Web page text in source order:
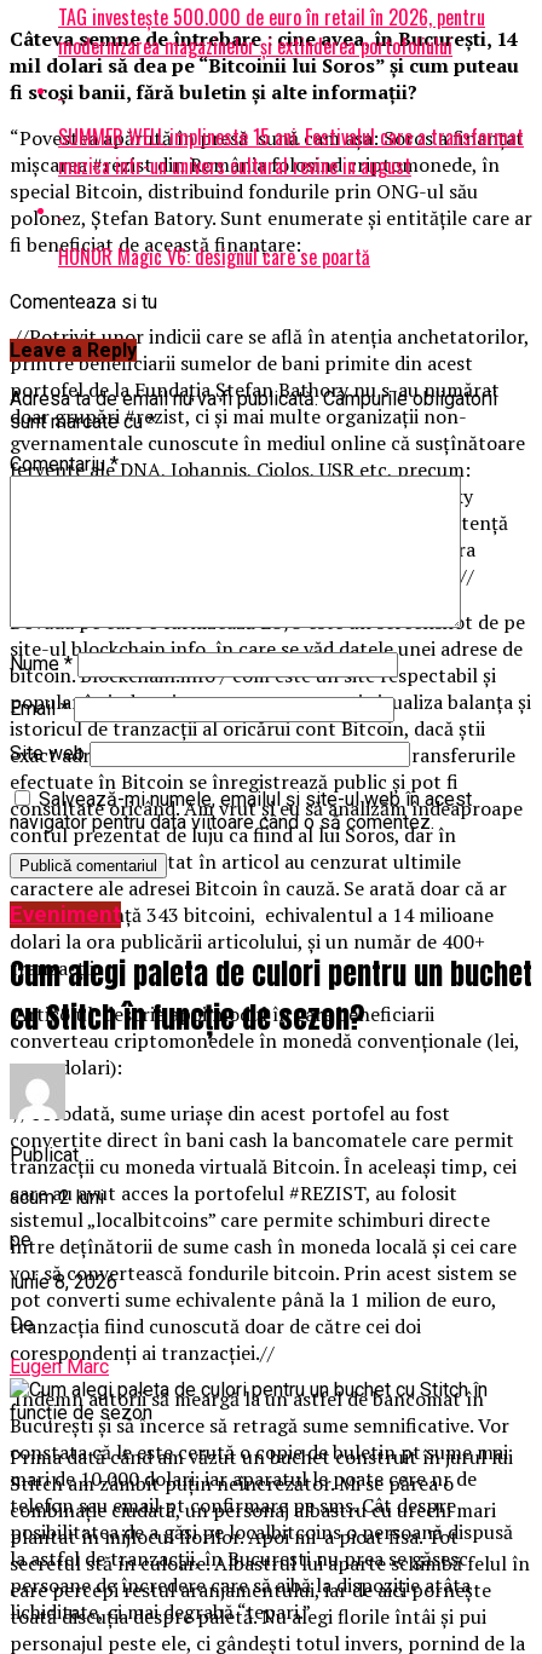
Câteva semne de întrebare: cine avea,în Bucureşti, 14
mil dolari să dea pe“Bitcoinii lui Soros”şi cum puteau
fi scoşi banii, fără buletin şi alte informaţii?
“Povestea apărută în presă sună cam aşa: Soros a finanţat
mişcarea #rezist din România folosind criptomonede, în
special Bitcoin, distribuind fondurile prin ONG-ul său
polonez, Ștefan Batory. Sunt enumerate şi entităţile care ar
fi beneficiat de această finanţare:
//Potrivit unor indicii care se află în atenţia anchetatorilor,
printre beneficiarii sumelor de bani primite din acest
portofel de la Fundaţia Ștefan Bathory nu s-au numărat
doar grupări #rezist, ci şi mai multe organizaţii non-
gvernamentale cunoscute în mediul online că susţînătoare
fervente ale DNA, Iohannis, Cioloş, USR etc, precum:
Declic, VaVedem, Corupţia Ucide, Oradea Civic, Funky
Citizens, Just, Casă Jurnalistului, Vice.com sau Rezistenţă
TV (care găzduia interviurile cu fosta şefa DNA Laura
Codruţa Kovesi, Monica Macovei, Raluca Prună etc).//
Dovada pe care o furnizează LUJU este un screenshot de pe
site-ul blockchain.info, în care se văd datele unei adrese de
bitcoin. Blockchain.info / com este un site respectabil şi
popular în industria crypto, cu care poţi vizualiza balanţa şi
istoricul de tranzacţii al oricărui cont Bitcoin, dacă ştii
exact adresa publică a acelui cont. Pentru că transferurile
efectuate în Bitcoin se înregistrează public şi pot fi
consultate oricând. Am vrut şi eu să analizăm îndeaproape
contul prezentat de luju ca fiind al lui Soros, dar în
screenshot-ul postat în articol au cenzurat ultimile
caractere ale adresei Bitcoin în cauză. Se arată doar că ar
avea în balanţă 343 bitcoini, echivalentul a 14 milioane
dolari la ora publicării articolului, şi un număr de 400+
tranzacţii.
Articolul descrie apoi modul în care beneficiarii
converteau criptomonedele în monedă convenţionale (lei,
euro, dolari):
//Totodată, sume uriaşe din acest portofel au fost
convertite direct în bani cash la bancomatele care permit
tranzacţii cu moneda virtuală Bitcoin. În aceleaşi timp, cei
care au avut acces la portofelul #REZIST, au folosit
sistemul „localbitcoins” care permite schimburi directe
între deţînătorii de sume cash în moneda locală şi cei care
vor să convertească fondurile bitcoin. Prin acest sistem se
pot converti sume echivalente până la 1 milion de euro,
tranzacţia fiind cunoscută doar de către cei doi
corespondenţi ai tranzacţiei.//
Îndemn autorii să meargă la un astfel de bancomat în
Bucureşti şi să încerce să retragă sume semnificative. Vor
constata că le este cerută o copie de buletin pt sume mai
mari de 10.000 dolari, iar aparatul le poate cere nr de
telefon sau email pt confirmare pe sms. Cât despre
posibilitatea de a găşi pe localbitcoins o persoană dispusă
la astfel de tranzacţii, în Bucureşti nu prea se găsesc
persoane de încredere care să aibă la dispoziţie atâta
lichiditate, ci mai degrabă “ţepari.”
TAG investește 500.000 de euro în retail în 2026, pentru
modernizarea magazinelor și extinderea portofoliului
SUMMER WELL implineste 15 ani. Festivalul care a transformat
muzica intr-un univers cultural revine in august
HONOR Magic V6: designul care se poartă
Comenteaza si tu
Leave a Reply
Adresa ta de email nu va fi publicată. Câmpurile obligatorii
sunt marcate cu*
Comentariu*
Nume*
Email*
Site web
Salvează-mi numele, emailul și site-ul web în acest
navigator pentru data viitoare când o să comentez.
Eveniment
Cum alegi paleta de culori pentru un buchet
cu Stitch în funcție de sezon?
Publicat
acum 2 luni
pe
iunie 8, 2026
De
Eugen Marc
Prima dată când am văzut un buchet construit în jurul lui
Stitch am zâmbit puțin neîncrezător. Mi se părea o
combinație ciudată, un personaj albastru cu urechi mari
plantat în mijlocul florilor. Apoi mi-a picat fisa. Tot
secretul stă în culoare. Albastrul lui aparte schimbă felul în
care percepi restul aranjamentului, iar de aici pornește
toată discuția despre paletă. Nu alegi florile întâi și pui
personajul peste ele, ci gândești totul invers, pornind de la